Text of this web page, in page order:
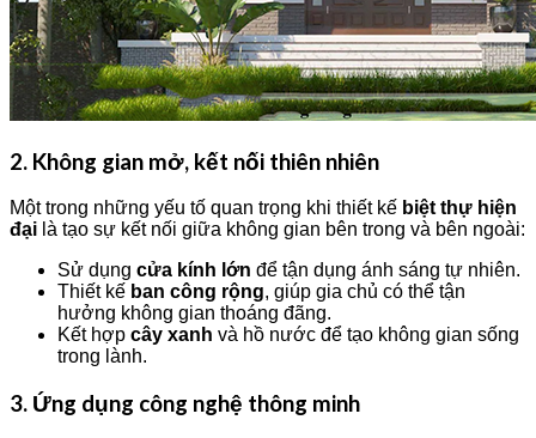
2. Không gian mở, kết nối thiên nhiên
Một trong những yếu tố quan trọng khi thiết kế biệt thự hiện
đại là tạo sự kết nối giữa không gian bên trong và bên ngoài:
Sử dụng cửa kính lớn để tận dụng ánh sáng tự nhiên.
Thiết kế ban công rộng, giúp gia chủ có thể tận
hưởng không gian thoáng đãng.
Kết hợp cây xanh và hồ nước để tạo không gian sống
trong lành.
3. Ứng dụng công nghệ thông minh